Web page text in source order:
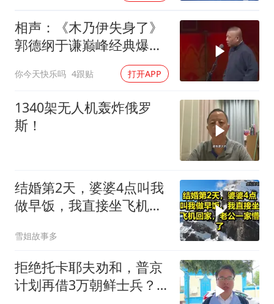
相声：《木乃伊失身了》
郭德纲于谦巅峰经典爆笑
你今天快乐吗 4跟贴 打开APP
1340架无人机轰炸俄罗
斯！
结婚第2天，婆婆4点叫我
做早饭，我直接坐飞机回
雪姐故事多
拒绝托卡耶夫劝和，普京
计划再借3万朝鲜士兵？